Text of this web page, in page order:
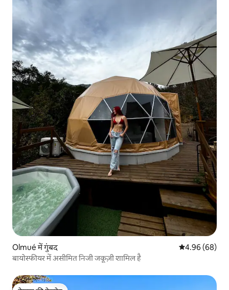
Olmué में गुंबद औसत रेटिंग 5 में
4.96 (68)
बायोस्फीयर में असीमित निजी जकूज़ी शामिल है